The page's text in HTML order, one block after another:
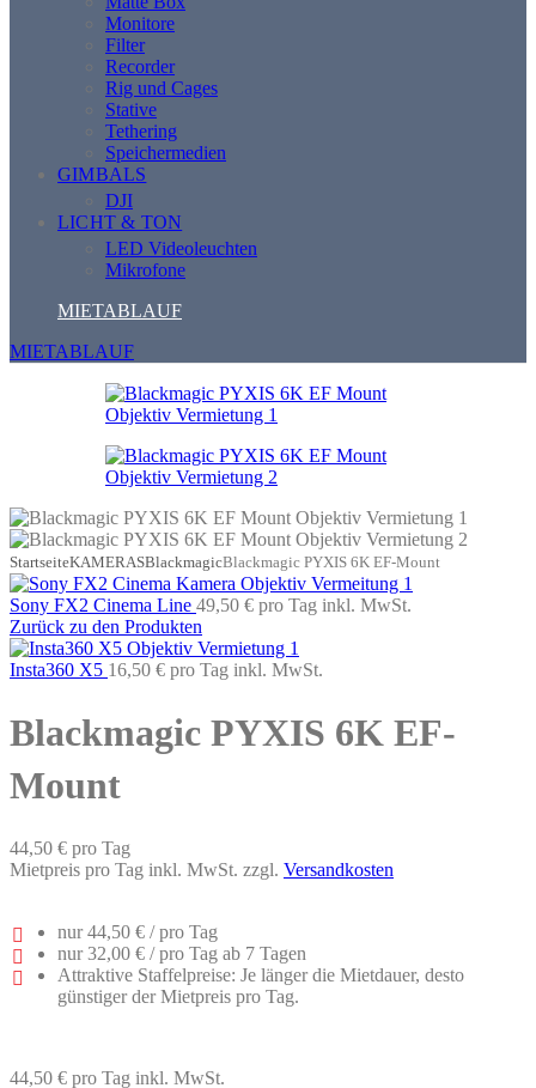
Monitore
Filter
Recorder
Rig und Cages
Stative
Tethering
Speichermedien
GIMBALS
DJI
LICHT & TON
LED Videoleuchten
Mikrofone
MIETABLAUF
MIETABLAUF
StartseiteKAMERASBlackmagicBlackmagic PYXIS 6K EF-Mount
Sony FX2 Cinema Line 49,50 € pro Tag inkl. MwSt.
Zurück zu den Produkten
Insta360 X5 16,50 € pro Tag inkl. MwSt.
Blackmagic PYXIS 6K EF-
Mount
44,50 € pro Tag
Mietpreis pro Tag inkl. MwSt. zzgl. Versandkosten
nur44,50 € / pro Tag
nur32,00 € / pro Tag ab 7 Tagen
Attraktive Staffelpreise: Je länger die Mietdauer, desto
günstiger der Mietpreis pro Tag.
44,50 € pro Tag inkl. MwSt.